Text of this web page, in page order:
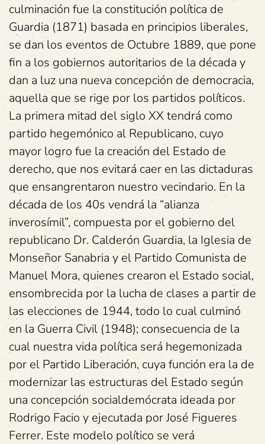
culminación fue la constitución política de
Guardia (1871) basada en principios liberales,
se dan los eventos de Octubre 1889, que pone
fin a los gobiernos autoritarios de la década y
dan a luz una nueva concepción de democracia,
aquella que se rige por los partidos políticos.
La primera mitad del siglo XX tendrá como
partido hegemónico al Republicano, cuyo
mayor logro fue la creación del Estado de
derecho, que nos evitará caer en las dictaduras
que ensangrentaron nuestro vecindario. En la
década de los 40s vendrá la “alianza
inverosímil”, compuesta por el gobierno del
republicano Dr. Calderón Guardia, la Iglesia de
Monseñor Sanabria y el Partido Comunista de
Manuel Mora, quienes crearon el Estado social,
ensombrecida por la lucha de clases a partir de
las elecciones de 1944, todo lo cual culminó
en la Guerra Civil (1948); consecuencia de la
cual nuestra vida política será hegemonizada
por el Partido Liberación, cuya función era la de
modernizar las estructuras del Estado según
una concepción socialdemócrata ideada por
Rodrigo Facio y ejecutada por José Figueres
Ferrer. Este modelo político se verá